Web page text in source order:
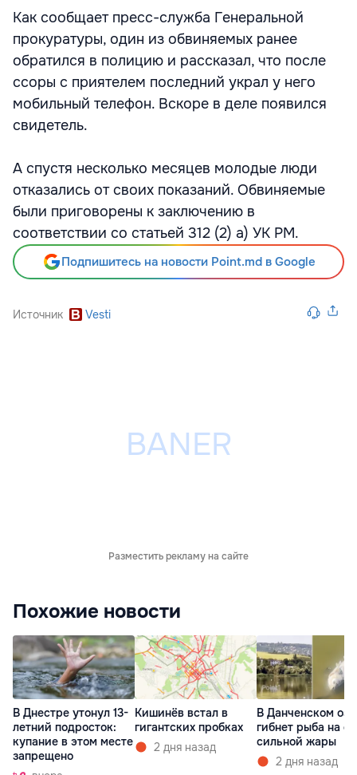
Как сообщает пресс-служба Генеральной
прокуратуры, один из обвиняемых ранее
обратился в полицию и рассказал, что после
ссоры с приятелем последний украл у него
мобильный телефон. Вскоре в деле появился
свидетель.
А спустя несколько месяцев молодые люди
отказались от своих показаний. Обвиняемые
были приговорены к заключению в
соответствии со статьей 312 (2) а) УК РМ.
Подпишитесь на новости Point.md в Google
Источник Vesti
Разместить рекламу на сайте
Похожие новости
В Днестре утонул 13-
летний подросток:
купание в этом месте
запрещено
Кишинёв встал в
гигантских пробках
2 дня назад
В Данченском
гибнет рыба на
сильной жары
2 дня назад